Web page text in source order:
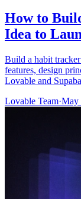
How to
Idea to
Build a habit
features, design
Lovable and
Lovable Team·May